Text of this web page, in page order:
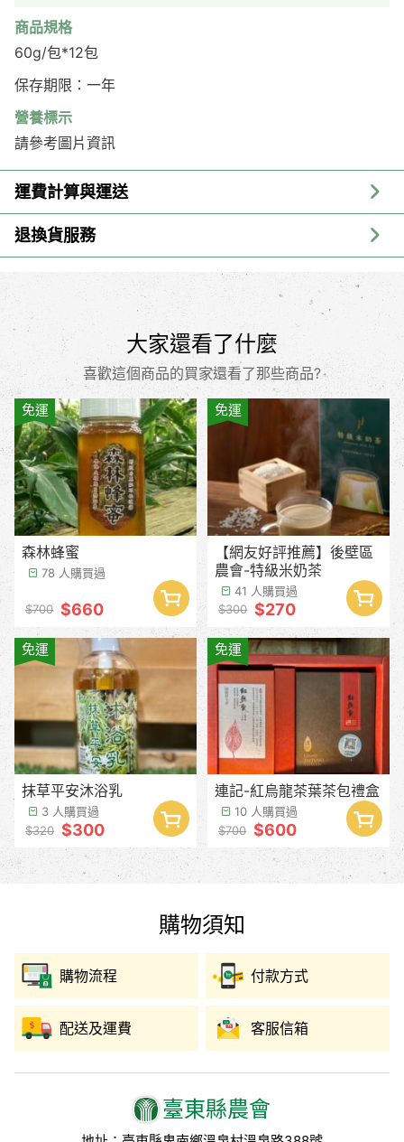
商品規格
60g/包*12包
保存期限：一年
營養標示
請參考圖片資訊
運費計算與運送
退換貨服務
大家還看了什麼
喜歡這個商品的買家還看了那些商品?
免運
森林蜂蜜
78 人購買過
$700 $660
免運
【網友好評推薦】後壁區
農會-特級米奶茶
41 人購買過
$300 $270
免運
抹草平安沐浴乳
3 人購買過
$320 $300
免運
連記-紅烏龍茶葉茶包禮盒
10 人購買過
$700 $600
臺東縣農會
購物須知
購物流程 付款方式
配送及運費 客服信箱